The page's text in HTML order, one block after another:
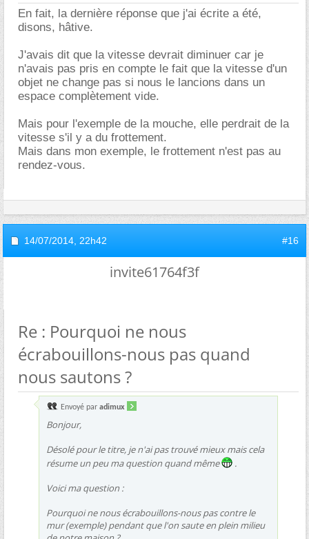
En fait, la dernière réponse que j'ai écrite a été,
disons, hâtive.
J'avais dit que la vitesse devrait diminuer car je
n'avais pas pris en compte le fait que la vitesse d'un
objet ne change pas si nous le lancions dans un
espace complètement vide.
Mais pour l'exemple de la mouche, elle perdrait de la
vitesse s'il y a du frottement.
Mais dans mon exemple, le frottement n'est pas au
rendez-vous.
14/07/2014, 22h42 #16
invite61764f3f
Re : Pourquoi ne nous
écrabouillons-nous pas quand
nous sautons ?
Envoyé par adimux
Bonjour,
Désolé pour le titre, je n'ai pas trouvé mieux mais cela
résume un peu ma question quand même
.
Voici ma question :
Pourquoi ne nous écrabouillons-nous pas contre le
mur (exemple) pendant que l'on saute en plein milieu